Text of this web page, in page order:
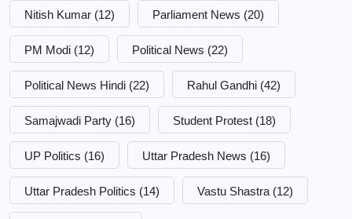
Nitish Kumar (12) Parliament News (20)
PM Modi (12) Political News (22)
Political News Hindi (22) Rahul Gandhi (42)
Samajwadi Party (16) Student Protest (18)
UP Politics (16) Uttar Pradesh News (16)
Uttar Pradesh Politics (14) Vastu Shastra (12)